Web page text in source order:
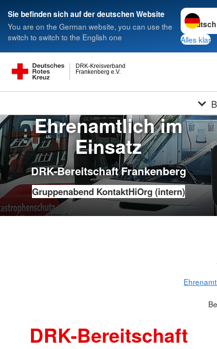
Sie befinden sich auf der deutschen Website
You are on the German website, you can use the
switch to switch to the English one
Sprache
Alles klar
Frankenberg e.V.
DRK-Kreisverband
Ehrenamtlich im
Einsatz
DRK-Bereitschaft Frankenberg
Gruppenabend KontaktHiOrg (intern)
DRK-Bereitschaft